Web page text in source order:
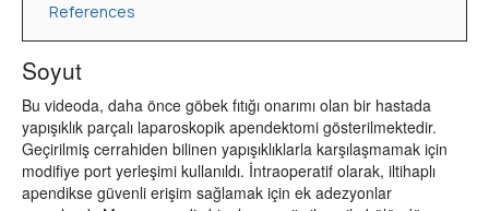
References
Soyut
Bu videoda, daha önce göbek fıtığı onarımı olan bir hastada
yapışıklık parçalı laparoskopik apendektomi gösterilmektedir.
Geçirilmiş cerrahiden bilinen yapışıklıklarla karşılaşmamak için
modifiye port yerleşimi kullanıldı. İntraoperatif olarak, iltihaplı
apendikse güvenli erişim sağlamak için ek adezyonlar